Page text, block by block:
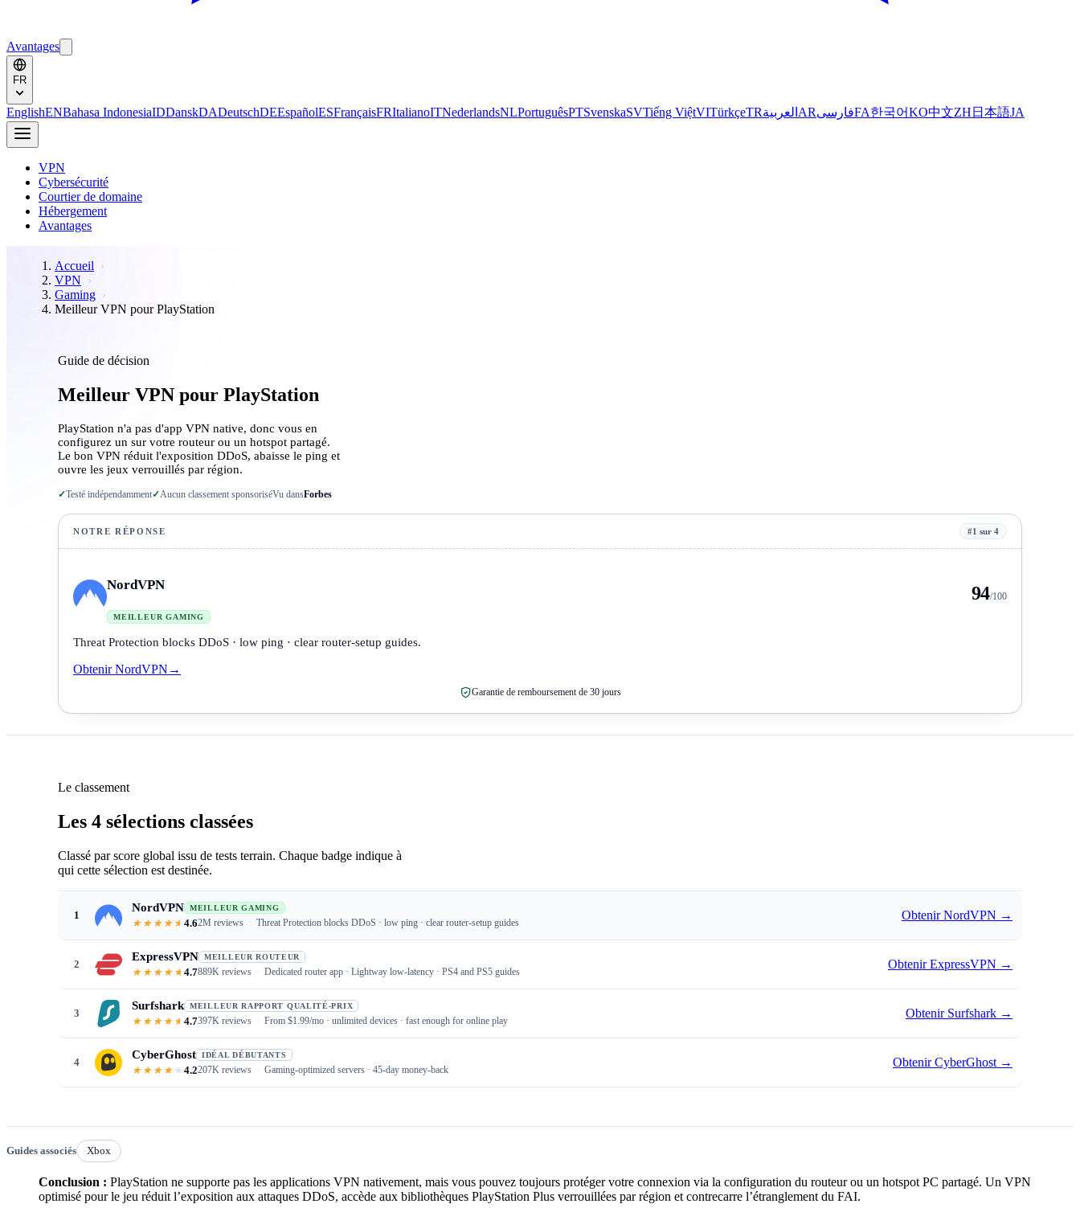
Avantages
FR
EnglishENBahasa IndonesiaIDDanskDADeutschDEEspañolESFrançaisFRItalianoITNederlandsNLPortuguêsPTSvenskaSVTiếng ViệtVITürkçeTRالعربية ARفارسیFA한국어KO中文ZH 日本語JA
VPN
Cybersécurité
Courtier de domaine
Hébergement
Avantages
Accueil
VPN
Gaming
Meilleur VPN pour PlayStation
Guide de décision
Meilleur VPN pour PlayStation
PlayStation n'a pas d'app VPN native, donc vous en
configurez un sur votre routeur ou un hotspot partagé.
Le bon VPN réduit l'exposition DDoS, abaisse le ping et
ouvre les jeux verrouillés par région.
✓Testé indépendamment✓Aucun classement sponsoriséVu dansForbes
NOTRE RÉPONSE #1 sur 4
NordVPN
MEILLEUR GAMING
94/100
Threat Protection blocks DDoS · low ping · clear router-setup guides.
Obtenir NordVPN →
Garantie de remboursement de 30 jours
Le classement
Les 4 sélections classées
Classé par score global issu de tests terrain. Chaque badge indique à
qui cette sélection est destinée.
1
NordVPN MEILLEUR GAMING
4.62M reviews Threat Protection blocks DDoS · low ping · clear router-setup guides
Obtenir NordVPN →
2
ExpressVPN MEILLEUR ROUTEUR
4.7889K reviews Dedicated router app · Lightway low-latency · PS4 and PS5 guides
Obtenir ExpressVPN →
3
Surfshark MEILLEUR RAPPORT QUALITÉ-PRIX
4.7397K reviews From $1.99/mo · unlimited devices · fast enough for online play
Obtenir Surfshark →
4
CyberGhost IDÉAL DÉBUTANTS
4.2207K reviews Gaming-optimized servers · 45-day money-back
Obtenir CyberGhost →
Guides associés Xbox
Conclusion : PlayStation ne supporte pas les applications VPN nativement, mais vous pouvez toujours protéger votre connexion via la configuration du routeur ou un hotspot PC partagé. Un VPN
optimisé pour le jeu réduit l’exposition aux attaques DDoS, accède aux bibliothèques PlayStation Plus verrouillées par région et contrecarre l’étranglement du FAI.